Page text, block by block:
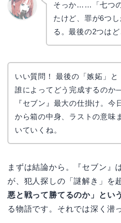
そっか……「七つ
たけど、罪が6つ
る。最後の2つは
いい質問！ 最後の「嫉妬」と
誰によってどう完成するの
『セブン』最大の仕掛け。今
から箱の中身、ラストの意味
いていくね。
まずは結論から。『セブン』
が、犯人探しの「謎解き」を
悪と戦って勝てるのか」とい
る物語です。それでは深く潜